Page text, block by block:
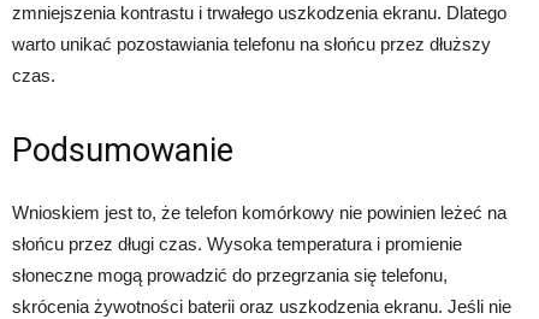
zmniejszenia kontrastu i trwałego uszkodzenia ekranu. Dlatego
warto unikać pozostawiania telefonu na słońcu przez dłuższy
czas.
Podsumowanie
Wnioskiem jest to, że telefon komórkowy nie powinien leżeć na
słońcu przez długi czas. Wysoka temperatura i promienie
słoneczne mogą prowadzić do przegrzania się telefonu,
skrócenia żywotności baterii oraz uszkodzenia ekranu. Jeśli nie